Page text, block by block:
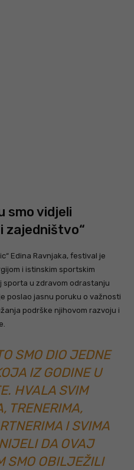
smo vidjeli
zajedništvo“
Edina Ravnjaka, festival je
i istinskim sportskim
sporta u zdravom odrastanju
poslao jasnu poruku o važnosti
podrške njihovom razvoju i
SMO DIO JEDNE
IZ GODINE U
HVALA SVIM
TRENERIMA,
I SVIMA
DA OVAJ
SMO OBILJEŽILI